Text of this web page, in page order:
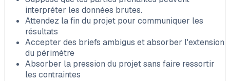
interpréter les données brutes.
Attendez la fin du projet pour communiquer les
résultats
Accepter des briefs ambigus et absorber l'extension
du périmètre
Absorber la pression du projet sans faire ressortir
les contraintes